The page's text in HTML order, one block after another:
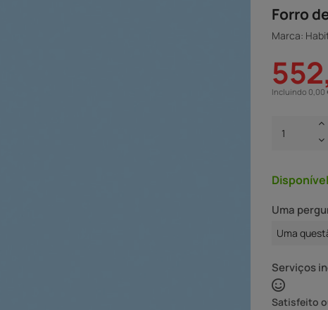
Forro
Marca:
Incluindo 0,00
Disponível
Uma
Uma
Serviços
Satisfeito